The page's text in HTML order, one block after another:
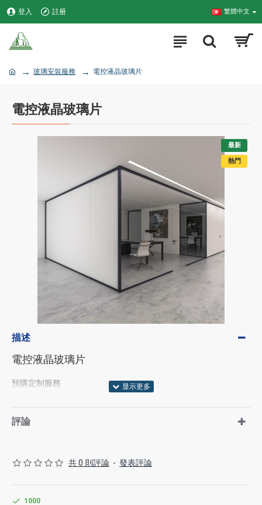
登入 註册 繁體中文
玻璃安裝服務 電控液晶玻璃片
電控液晶玻璃片
最新
熱門
描述
電控液晶玻璃片
預購定制服務
評論
共 0 則評論 - 發表評論
1000